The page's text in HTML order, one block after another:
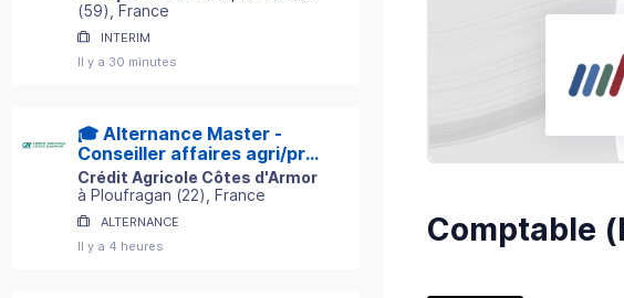
(59) , France
INTERIM
Il y a 30 minutes
🎓 Alternance Master -
Conseiller affaires agri/pro
H/F
Crédit Agricole Côtes d'Armor
à Ploufragan (22) , France
ALTERNANCE
Il y a 4 heures
Comptable